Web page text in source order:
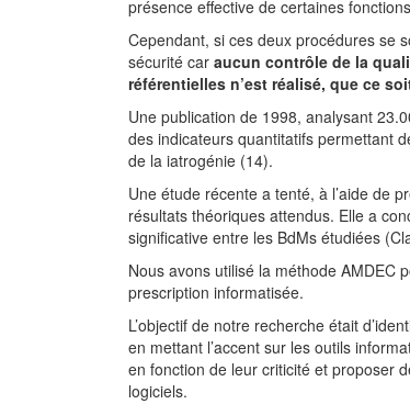
présence effective de certaines
Cependant, si ces deux procédures se
sécurité car aucun contrôle de la
référentielles n’est réalisé, que ce
Une publication de 1998, analysant
des indicateurs quantitatifs permettant
de la iatrogénie (14).
Une étude récente a tenté, à l’aide de
résultats théoriques attendus. Elle a
significative entre les BdMs étudiées
Nous avons utilisé la méthode AMDEC
prescription informatisée.
L’objectif de notre recherche était
en mettant l’accent sur les outils
en fonction de leur criticité et proposer
logiciels.